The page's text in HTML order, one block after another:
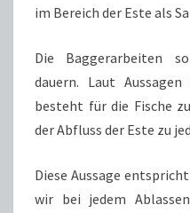
im Bereich der Este als
Die Baggerarbeiten
dauern. Laut
besteht für die Fische
der Abfluss der Este zu
Diese Aussage
wir bei jedem